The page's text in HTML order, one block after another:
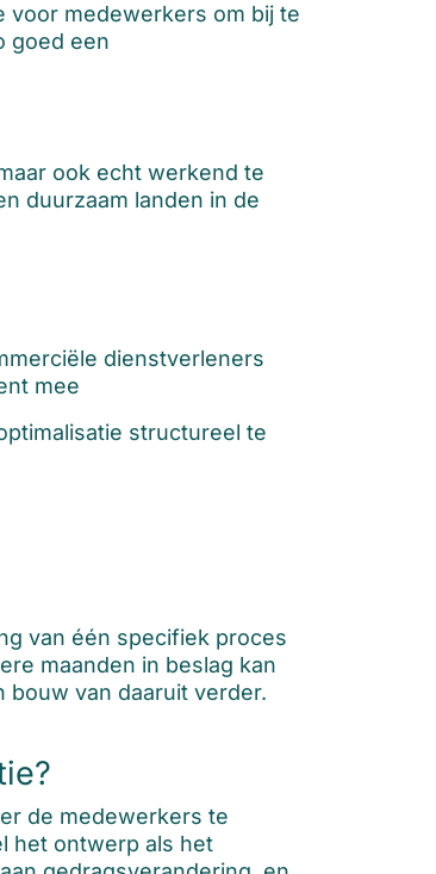
voor medewerkers om bij te
goed een
ook echt werkend te
duurzaam landen in de
dienstverleners
mee
structureel te
van één specifiek proces
maanden in beslag kan
bouw van daaruit verder.
de medewerkers te
het ontwerp als het